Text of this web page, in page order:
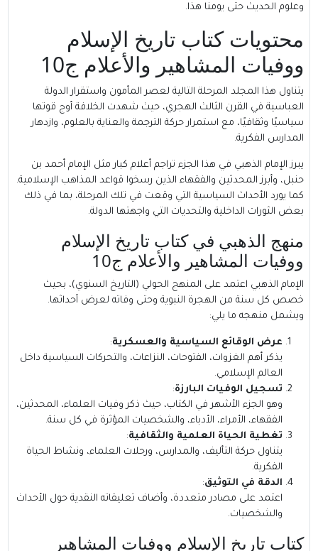
وعلوم الحديث حتى يومنا هذا.
محتويات كتاب تاريخ الإسلام
ووفيات المشاهير والأعلام ج10
يتناول هذا المجلد المرحلة التالية لعصر المأمون واستقرار الدولة
العباسية في القرن الثالث الهجري، حيث شهدت الخلافة أوج قوتها
سياسيًا وثقافيًا، مع استمرار حركة الترجمة والعناية بالعلوم، وازدهار
المدارس الفكرية.
يبرز الإمام الذهبي في هذا الجزء تراجم أعلام كبار مثل الإمام أحمد بن
حنبل، وأبرز المحدثين والفقهاء الذين رسخوا قواعد المذاهب الإسلامية.
كما يورد الأحداث السياسية التي وقعت في تلك المرحلة، بما في ذلك
بعض الثورات الداخلية والتحديات التي واجهتها الدولة.
منهج الذهبي في كتاب تاريخ الإسلام
ووفيات المشاهير والأعلام ج10
الإمام الذهبي اعتمد على المنهج الحولي (التاريخ السنوي)، بحيث
خصص كل سنة من الهجرة النبوية وحتى وفاته لعرض أحداثها.
ويشمل منهجه ما يلي:
عرض الوقائع السياسية والعسكرية:
يذكر أهم الغزوات، الفتوحات، النزاعات، والتحركات السياسية داخل
العالم الإسلامي.
تسجيل الوفيات البارزة:
وهو الجزء الأشهر في الكتاب، حيث ذكر وفيات العلماء، المحدثين،
الفقهاء، الأمراء، الأدباء، والشخصيات المؤثرة في كل سنة.
تغطية الحياة العلمية والثقافية:
يتناول حركة التأليف، والمدارس، ورحلات العلماء، ونشاط الحياة
الفكرية.
الدقة في التوثيق:
اعتمد على مصادر متعددة، وأضاف تعليقاته النقدية حول الأحداث
والشخصيات.
كتاب تاريخ الإسلام ووفيات المشاهير